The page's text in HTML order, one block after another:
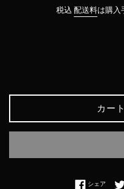
価
税込 配送料は購入
カー
シェア